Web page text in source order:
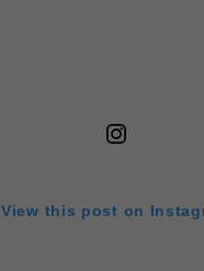
View this post on